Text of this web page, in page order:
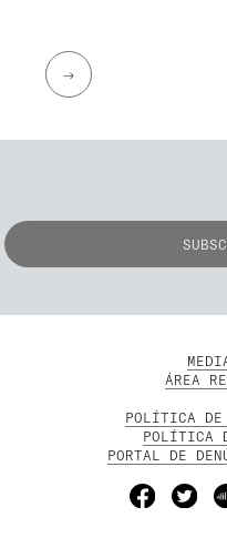
→
ÁREA
POLÍTICA DE
POLÍTICA
PORTAL DE